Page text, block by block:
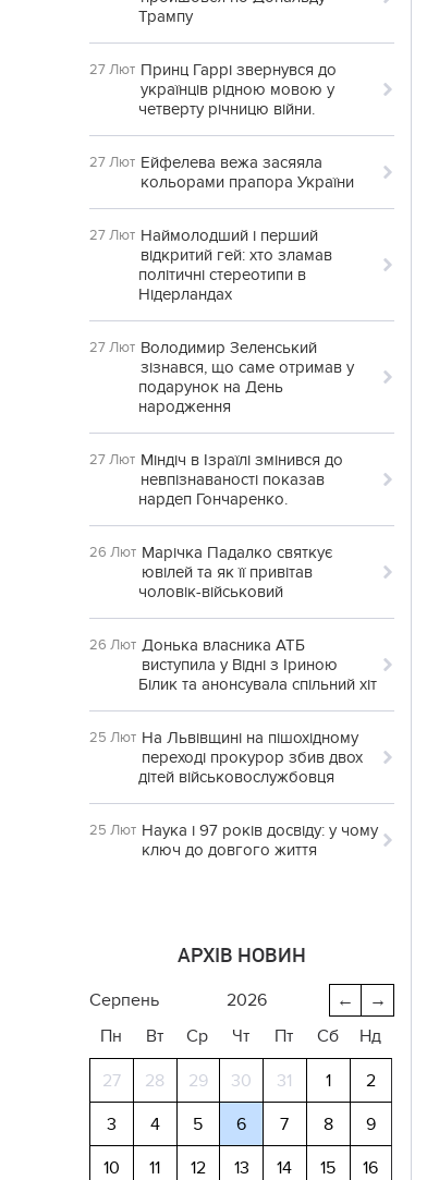
Трампу
27 Лют Принц Гаррі звернувся до
українців рідною мовою у
четверту річницю війни.
27 Лют Ейфелева вежа засяяла
кольорами прапора України
27 Лют Наймолодший і перший
відкритий гей: хто зламав
політичні стереотипи в
Нідерландах
27 Лют Володимир Зеленський
зізнався, що саме отримав у
подарунок на День
народження
27 Лют Міндіч в Ізраїлі змінився до
невпізнаваності показав
нардеп Гончаренко.
26 Лют Марічка Падалко святкує
ювілей та як її привітав
чоловік-військовий
26 Лют Донька власника АТБ
виступила у Відні з Іриною
Білик та анонсувала спільний хіт
25 Лют На Львівщині на пішохідному
переході прокурор збив двох
дітей військовослужбовця
25 Лют Наука і 97 років досвіду: у чому
ключ до довгого життя
АРХІВ НОВИН
→
←
серпень
2026
Пн
Вт Ср Чт Пт Сб Нд
27 28 29 30 31 1
2
3
4 5 6 7 8
9
10
11 12 13 14 15
16